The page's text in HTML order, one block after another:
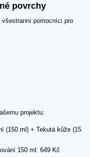
povrchy
všestranní pomocníci pro
projektu:
(150 ml) + Tekutá kůže (15
150 ml: 649 Kč